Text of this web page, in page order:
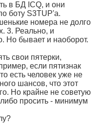
в БД ICQ, и они
боту S3TUP'а.
номера не долго
3. Реально, и
Но бывает и наоборот.
свои пятерки,
если пятизнак
есть человек уже не
шансов, что этот
Но крайне не советую
либо просить - минимум